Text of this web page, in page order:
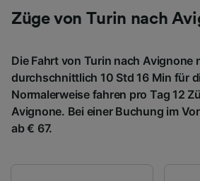
Züge von Turin nach
Die Fahrt von Turin nach Avignone
durchschnittlich 10 Std 16 Min für
Normalerweise fahren pro Tag 12
Avignone. Bei einer Buchung im
ab € 67.